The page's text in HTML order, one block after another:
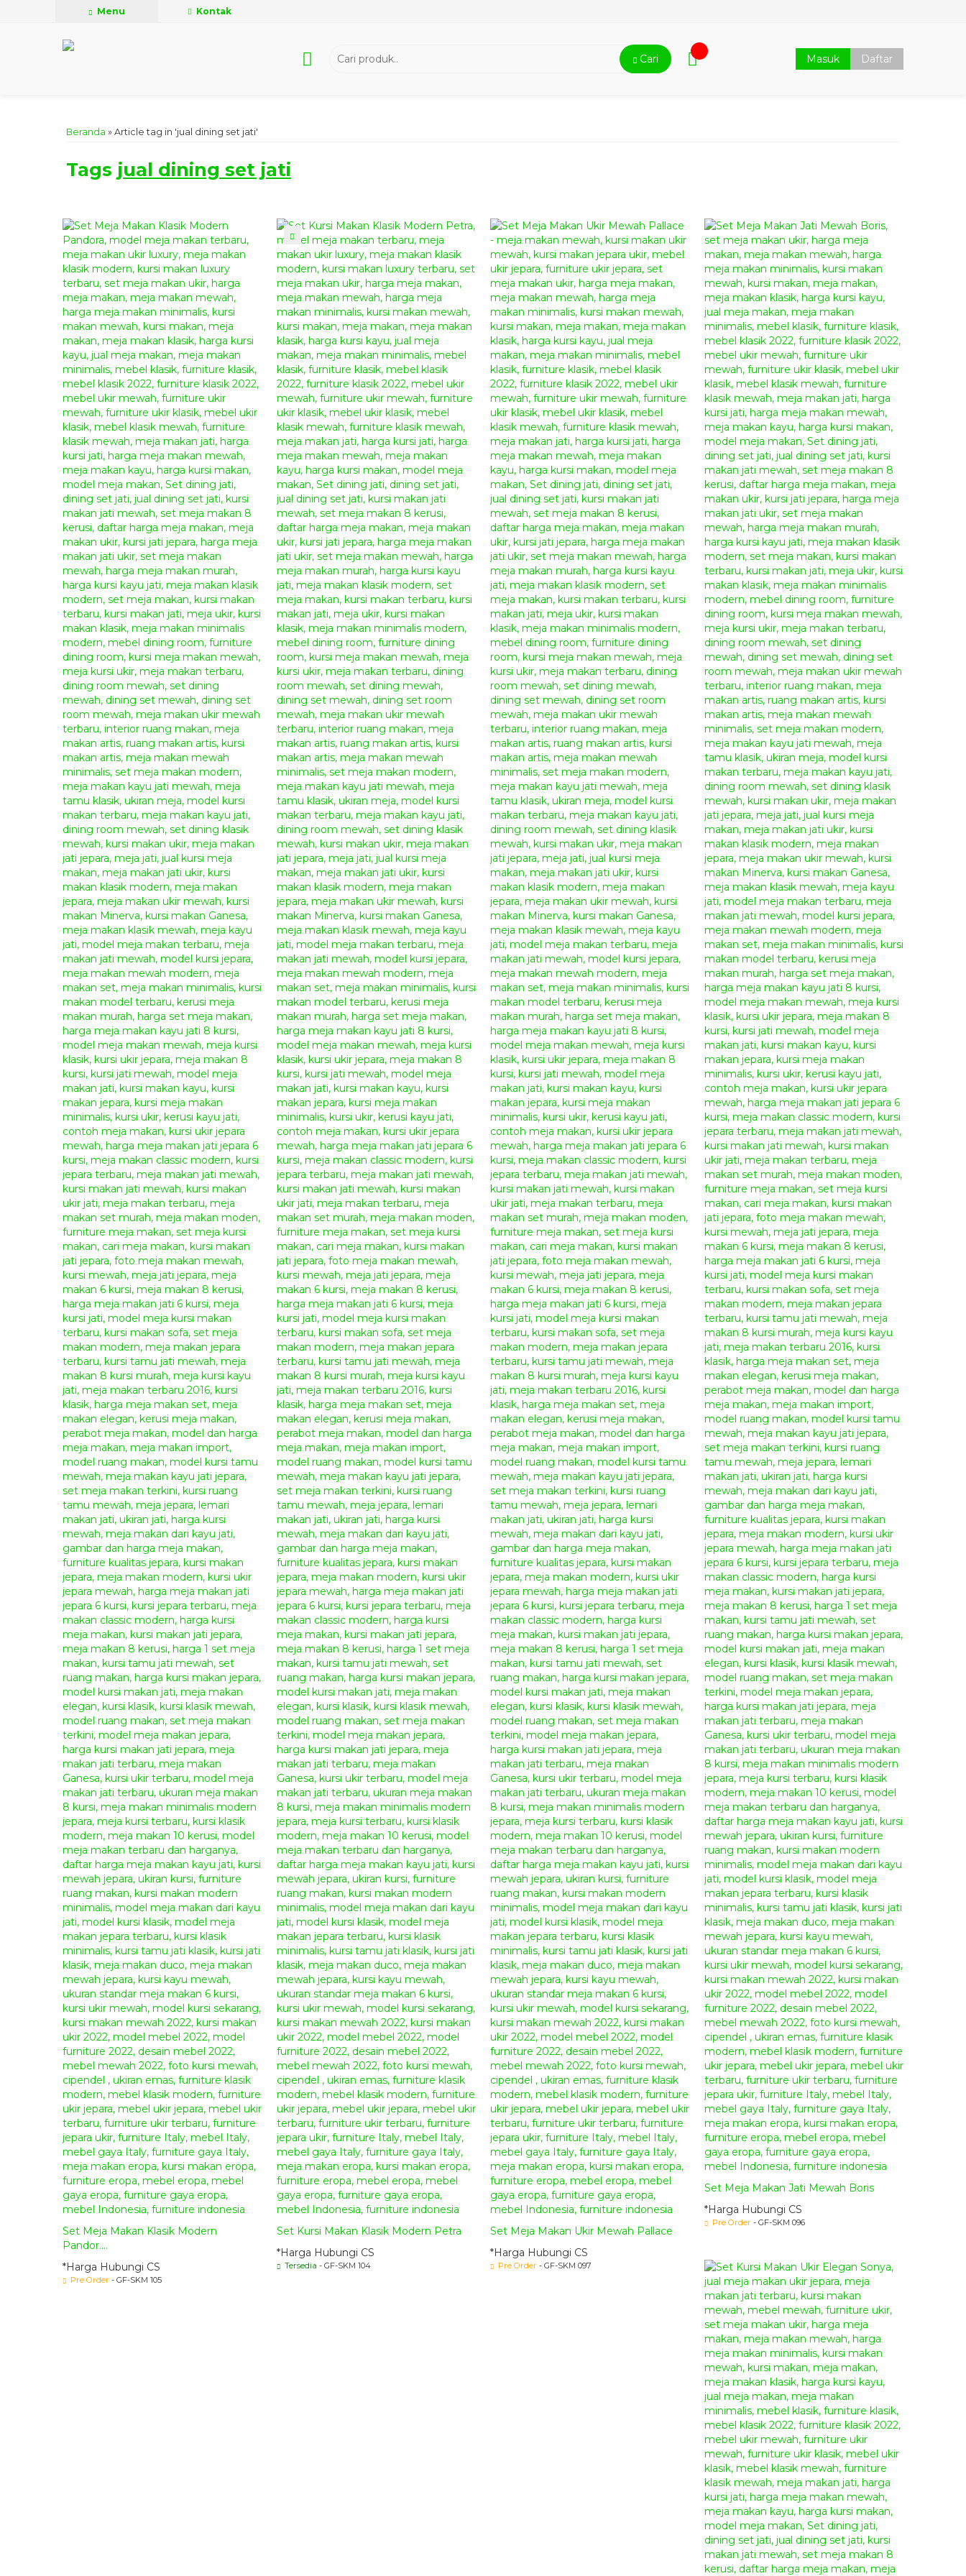
Menu Kontak
Cari Masuk Daftar
Beranda » Article tag in 'jual dining set jati'
Tags jual dining set jati
Set Meja Makan Klasik Modern
Pandor....
*Harga Hubungi CS
Pre Order - GF-SKM 105
Set Kursi Makan Klasik Modern Petra
*Harga Hubungi CS
Tersedia - GF-SKM 104
Set Meja Makan Ukir Mewah Pallace
*Harga Hubungi CS
Pre Order - GF-SKM 097
Set Meja Makan Jati Mewah Boris
*Harga Hubungi CS
Pre Order - GF-SKM 096